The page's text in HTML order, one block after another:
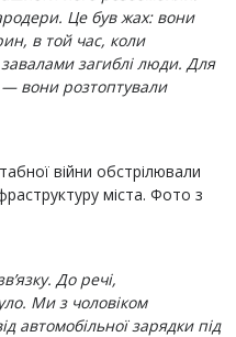
Це був жах: вони
в той час, коли
загиблі люди. Для
— вони розтоптували
війни обстрілювали
міста. Фото з
До речі,
Ми з чоловіком
автомобільної зарядки під